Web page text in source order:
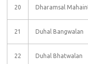
20 Dharamsal
21 Duhal Bangwalan
22 Duhal Bhatwalan